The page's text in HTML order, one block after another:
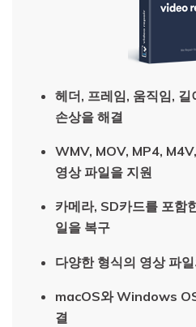
헤더, 프레임, 움직임, 길
손상을 해결
WMV, MOV, MP4,
영상 파일을 지원
카메라, SD카드를 포함
일을 복구
다양한 형식의 영상 파
macOS와Windows
결